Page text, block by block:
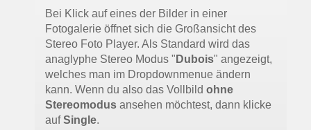
Bei Klick auf eines der Bilder in einer
Fotogalerie öffnet sich die Großansicht des
Stereo Foto Player. Als Standard wird das
anaglyphe Stereo Modus " Dubois" angezeigt,
welches man im Dropdownmenue ändern
kann. Wenn du also das Vollbild ohne
Stereomodus ansehen möchtest, dann klicke
aufSingle.